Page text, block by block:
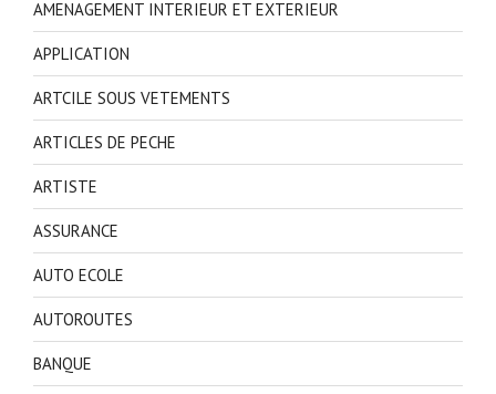
AMENAGEMENT INTERIEUR ET EXTERIEUR
APPLICATION
ARTCILE SOUS VETEMENTS
ARTICLES DE PECHE
ARTISTE
ASSURANCE
AUTO ECOLE
AUTOROUTES
BANQUE